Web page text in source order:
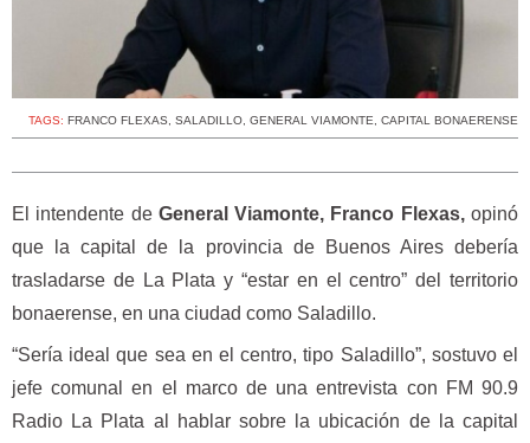
TAGS: FRANCO FLEXAS, SALADILLO, GENERAL VIAMONTE, CAPITAL BONAERENSE
El intendente de General Viamonte, Franco Flexas,opinó
que la capital de la provincia de Buenos Aires debería
trasladarse de La Plata y “estar en el centro” del territorio
bonaerense, en una ciudad como Saladillo.
“Sería ideal que sea en el centro, tipo Saladillo”, sostuvo el
jefe comunal en el marco de una entrevista con FM 90.9
Radio La Plata al hablar sobre la ubicación de la capital